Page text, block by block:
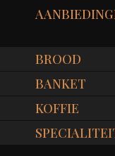
BROOD
BANKET
KOFFIE